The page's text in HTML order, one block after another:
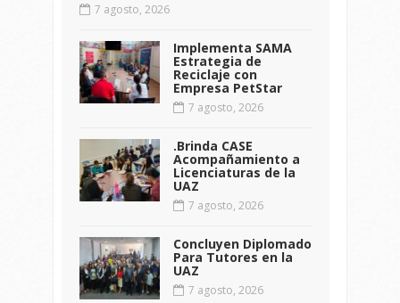
7 agosto, 2026
Implementa SAMA
Estrategia de
Reciclaje con
Empresa PetStar
7 agosto, 2026
.Brinda CASE
Acompañamiento a
Licenciaturas de la
UAZ
7 agosto, 2026
Concluyen Diplomado
Para Tutores en la
UAZ
7 agosto, 2026